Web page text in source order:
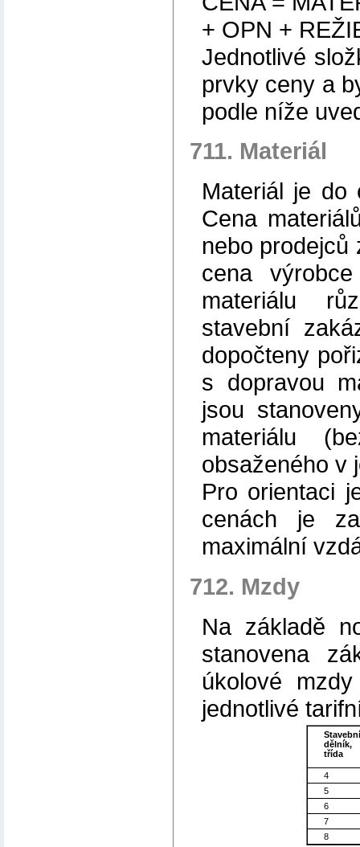
+ OPN +
Jednotlivé
prvky ceny a
podle níže
711. Materiál
Materiál je do
Cena
nebo prodejců
cena
materiálu
stavební
dopočteny
s dopravou
jsou
materiálu
obsaženého v
Pro orientaci
cenách je
maximální
712. Mzdy
Na základě
stanovena
úkolové
jednotlivé
Stavební
dělník,
třída
4
5
6
7
8